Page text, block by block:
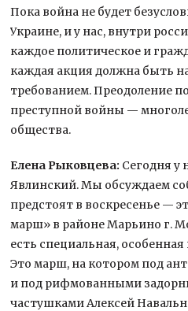
Пока война не будет
Украине, и у нас, внутри
каждое политическое и
каждая акция должна быть
требованием. Преодоление
преступной войны —
общества.
Елена Рыковцева: Сегодня у
Явлинский. Мы обсуждаем
предстоят в воскресенье —
марш» в районе Марьино г.
есть специальная,
Это марш, на котором под
и под рифмованными
частушками Алексей